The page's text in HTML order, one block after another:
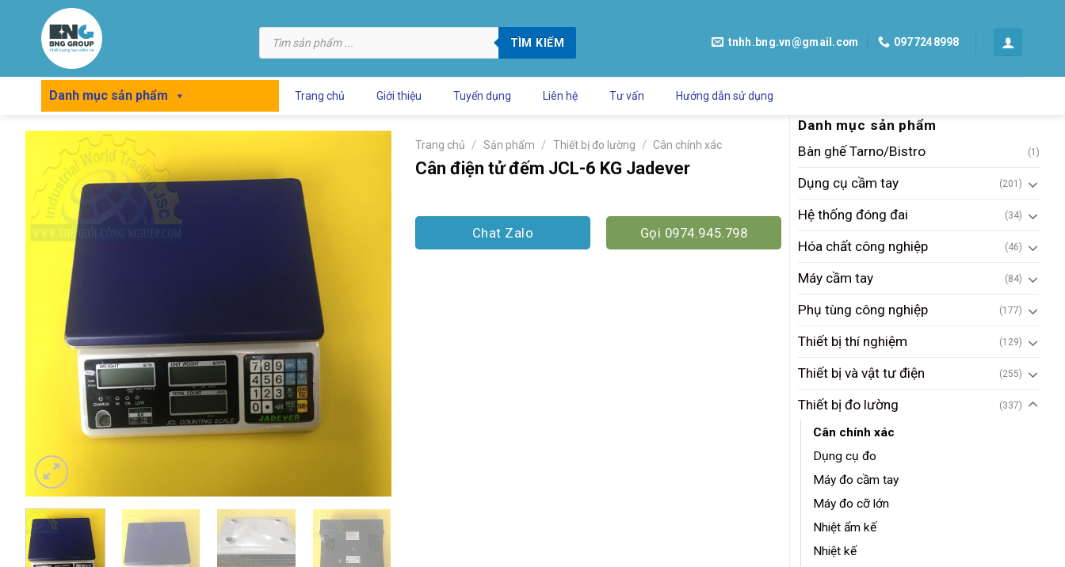
content
Tìm
kiếm
TÌM KIẾM tnhh.bng.vn@gmail.com 0977248998
Danh mục sản phẩm Trang chủ Giới thiệu Tuyển dụng Liên hệ Tư vấn Hướng dẫn sử dụng
Danh mục sản phẩm
Bàn ghế Tarno/Bistro
(1)
Dụng cụ cầm tay (201)
Hệ thống đóng đai (34)
Hóa chất công nghiệp (46)
Máy cầm tay (84)
Phụ tùng công nghiệp (177)
Thiết bị thí nghiệm (129)
Thiết bị và vật tư điện (255)
Thiết bị đo lường (337)
Cân chính xác
Dụng cụ đo
Máy đo cầm tay
Máy đo cỡ lớn
Nhiệt ẩm kế
Nhiệt kế
Trang chủ / Sản phẩm / Thiết bị đo lường / Cân chính xác
Cân điện tử đếm JCL-6 KG Jadever
Chat Zalo Gọi 0974.945.798